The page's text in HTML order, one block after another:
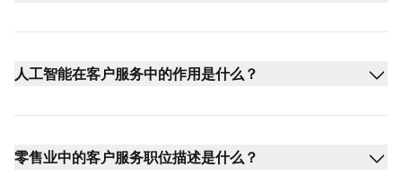
人工智能在客户服务中的作用是什么？
零售业中的客户服务职位描述是什么？